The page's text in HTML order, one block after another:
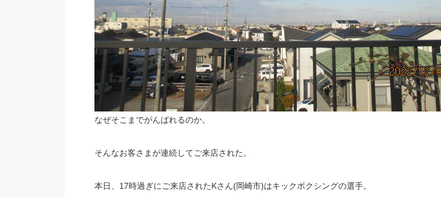
なぜそこまでがんばれるのか。
そんなお客さまが連続してご来店された。
本日、17時過ぎにご来店されたKさん(岡崎市)はキックボクシングの選手。